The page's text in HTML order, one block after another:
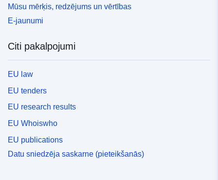
Mūsu mērķis, redzējums un vērtības
E-jaunumi
Citi pakalpojumi
EU law
EU tenders
EU research results
EU Whoiswho
EU publications
Datu sniedzēja saskarne (pieteikšanās)